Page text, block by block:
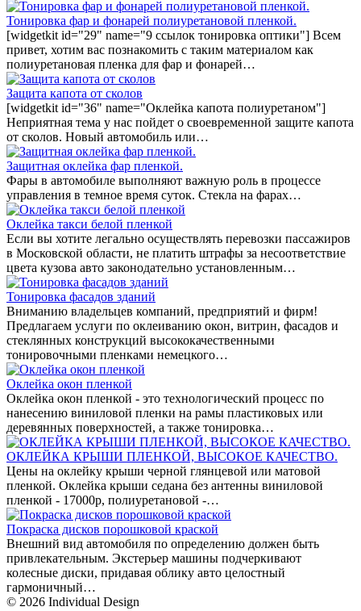
Тонировка фар и фонарей полиуретановой пленкой.
[widgetkit id="29" name="9 ссылок тонировка оптики"] Всем
привет, хотим вас познакомить с таким материалом как
полиуретановая пленка для фар и фонарей…
Защита капота от сколов
[widgetkit id="36" name="Оклейка капота полиуретаном"]
Неприятная тема у нас пойдет о своевременной защите капота
от сколов. Новый автомобиль или…
Защитная оклейка фар пленкой.
Фары в автомобиле выполняют важную роль в процессе
управления в темное время суток. Стекла на фарах…
Оклейка такси белой пленкой
Если вы хотите легально осуществлять перевозки пассажиров
в Московской области, не платить штрафы за несоответствие
цвета кузова авто законодательно установленным…
Тонировка фасадов зданий
Вниманию владельцев компаний, предприятий и фирм!
Предлагаем услуги по оклеиванию окон, витрин, фасадов и
стеклянных конструкций высококачественными
тонировочными пленками немецкого…
Оклейка окон пленкой
Оклейка окон пленкой - это технологический процесс по
нанесению виниловой пленки на рамы пластиковых или
деревянных поверхностей, а также тонировка…
ОКЛЕЙКА КРЫШИ ПЛЕНКОЙ, ВЫСОКОЕ КАЧЕСТВО.
Цены на оклейку крыши черной глянцевой или матовой
пленкой. Оклейка крыши седана без антенны виниловой
пленкой - 17000р, полиуретановой -…
Покраска дисков порошковой краской
Внешний вид автомобиля по определению должен быть
привлекательным. Экстерьер машины подчеркивают
колесные диски, придавая облику авто целостный
гармоничный…
© 2026 Individual Design